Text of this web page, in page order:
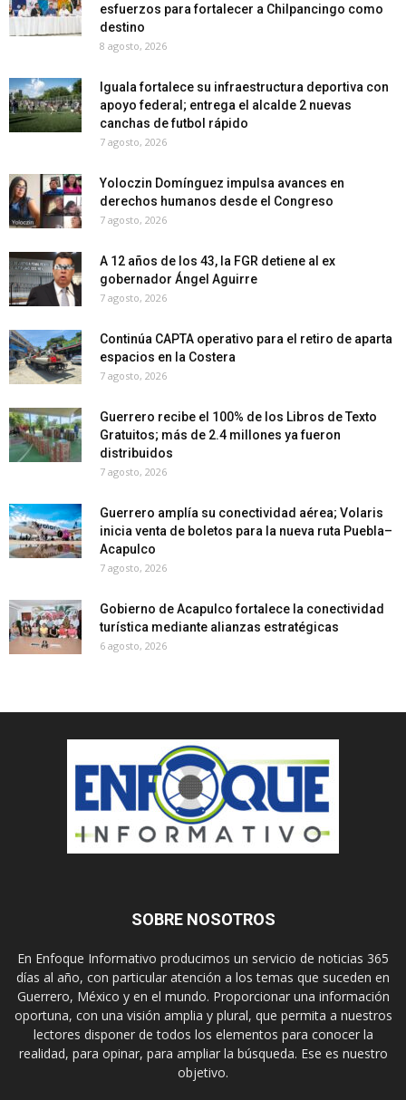
esfuerzos para fortalecer a Chilpancingo como
destino
8 agosto, 2026
Iguala fortalece su infraestructura deportiva con
apoyo federal; entrega el alcalde 2 nuevas
canchas de futbol rápido
7 agosto, 2026
Yoloczin Domínguez impulsa avances en
derechos humanos desde el Congreso
7 agosto, 2026
A 12 años de los 43, la FGR detiene al ex
gobernador Ángel Aguirre
7 agosto, 2026
Continúa CAPTA operativo para el retiro de aparta
espacios en la Costera
7 agosto, 2026
Guerrero recibe el 100% de los Libros de Texto
Gratuitos; más de 2.4 millones ya fueron
distribuidos
7 agosto, 2026
Guerrero amplía su conectividad aérea; Volaris
inicia venta de boletos para la nueva ruta Puebla–
Acapulco
7 agosto, 2026
Gobierno de Acapulco fortalece la conectividad
turística mediante alianzas estratégicas
6 agosto, 2026
SOBRE NOSOTROS
En Enfoque Informativo producimos un servicio de noticias 365
días al año, con particular atención a los temas que suceden en
Guerrero, México y en el mundo. Proporcionar una información
oportuna, con una visión amplia y plural, que permita a nuestros
lectores disponer de todos los elementos para conocer la
realidad, para opinar, para ampliar la búsqueda. Ese es nuestro
objetivo.